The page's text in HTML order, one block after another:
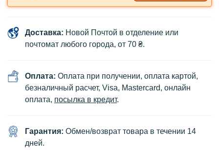
Доставка: Новой Почтой в отделение или
почтомат любого города, от 70 ₴.
Оплата: Оплата при получении, оплата картой,
безналичный расчет, Visa, Mastercard, онлайн
оплата, посылка в кредит.
Гарантия: Обмен/возврат товара в течении 14
дней.